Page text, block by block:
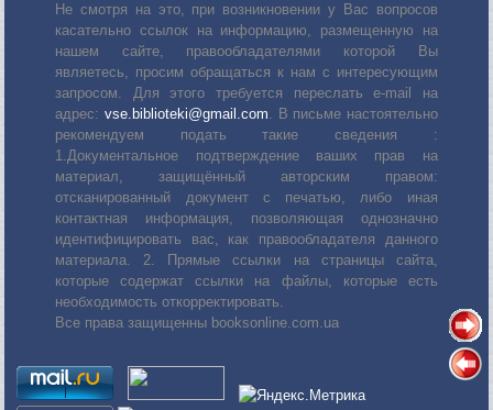
Не смотря на это, при возникновении у Вас вопросов
касательно ссылок на информацию, размещенную на
нашем сайте, правообладателями которой Вы
являетесь, просим обращаться к нам с интересующим
запросом. Для этого требуется переслать е-mail на
адрес: vse.biblioteki@gmail.com . В письме настоятельно
рекомендуем подать такие сведения :
1.Документальное подтверждение ваших прав на
материал, защищённый авторским правом:
отсканированный документ с печатью, либо иная
контактная информация, позволяющая однозначно
идентифицировать вас, как правообладателя данного
материала. 2. Прямые ссылки на страницы сайта,
которые содержат ссылки на файлы, которые есть
необходимость откорректировать.
Все права защищенны booksonline.com.ua